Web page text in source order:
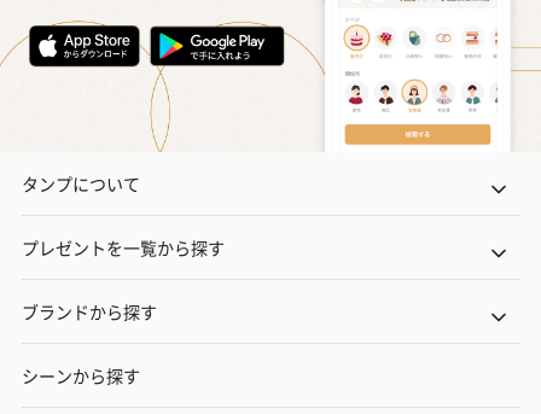
タンプについて
プレゼントを一覧から探す
ブランドから探す
シーンから探す